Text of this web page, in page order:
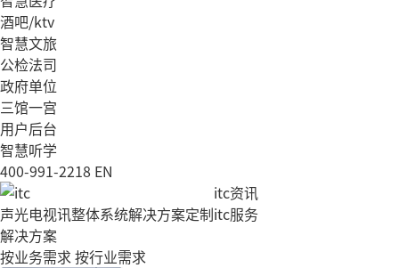
酒吧/ktv
智慧文旅
公检法司
政府单位
三馆一宫
用户后台
智慧听学
400-991-2218 EN
声光电视讯整体系统解决方案定制
解决方案
按业务需求按行业需求
itc资讯
itc服务